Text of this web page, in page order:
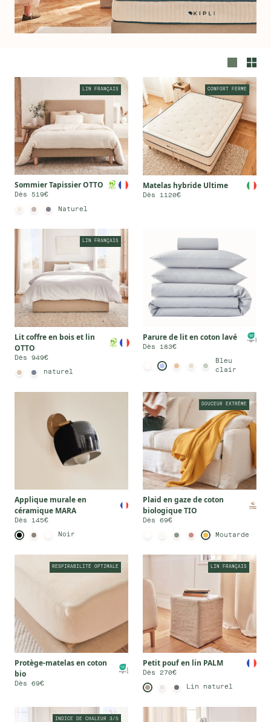
LIN FRANÇAIS
Sommier Tapissier OTTO
Dès 519€
Naturel
CONFORT FERME
Matelas hybride Ultime
Dès 1120€
LIN FRANÇAIS
Lit coffre en bois et lin
OTTO
Dès 949€
naturel
Parure de lit en coton lavé
Dès 183€
Bleu
clair
Applique murale en
céramique MARA
Dès 145€
Noir
DOUCEUR EXTRÊME
Plaid en gaze de coton
biologique TIO
Dès 69€
Moutarde
RESPIRABILITÉ OPTIMALE
Protège-matelas en coton
bio
Dès 69€
LIN FRANÇAIS
Petit pouf en lin PALM
Dès 270€
Lin naturel
INDICE DE CHALEUR 3/5